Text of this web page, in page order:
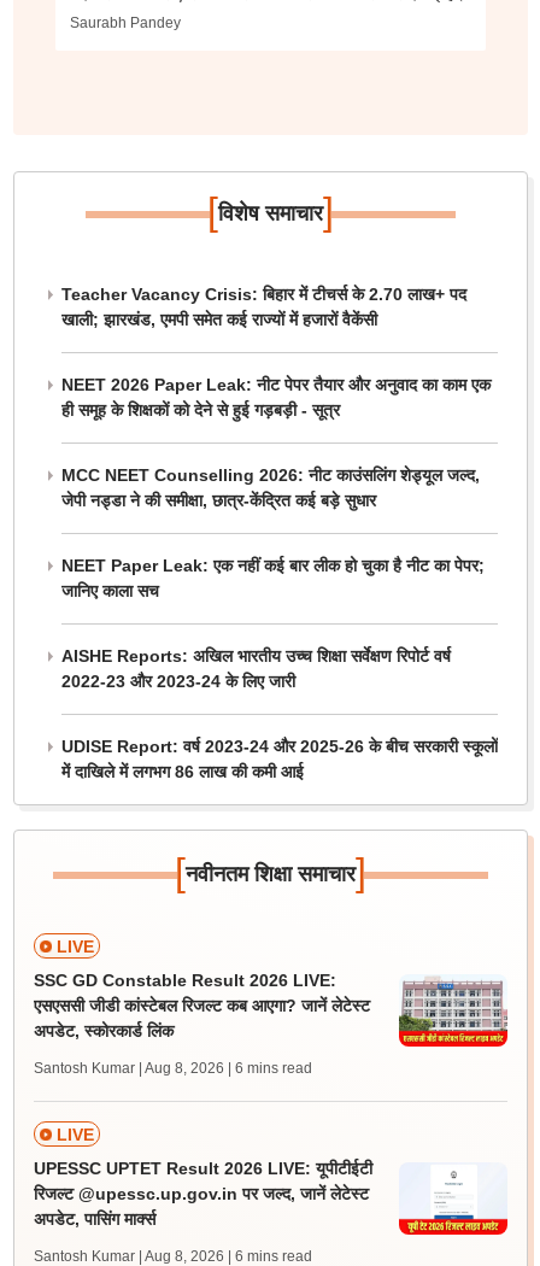
Saurabh Pandey
[विशेष समाचार]
Teacher Vacancy Crisis: बिहार में टीचर्स के 2.70 लाख+ पद
खाली; झारखंड, एमपी समेत कई राज्यों में हजारों वैकेंसी
NEET 2026 Paper Leak: नीट पेपर तैयार और अनुवाद का काम एक
ही समूह के शिक्षकों को देने से हुई गड़बड़ी - सूत्र
MCC NEET Counselling 2026: नीट काउंसलिंग शेड्यूल जल्द,
जेपी नड्डा ने की समीक्षा, छात्र-केंद्रित कई बड़े सुधार
NEET Paper Leak: एक नहीं कई बार लीक हो चुका है नीट का पेपर;
जानिए काला सच
AISHE Reports: अखिल भारतीय उच्च शिक्षा सर्वेक्षण रिपोर्ट वर्ष
2022-23 और 2023-24 के लिए जारी
UDISE Report: वर्ष 2023-24 और 2025-26 के बीच सरकारी स्कूलों
में दाखिले में लगभग 86 लाख की कमी आई
[नवीनतम शिक्षा समाचार]
LIVE
SSC GD Constable Result 2026 LIVE:
एसएससी जीडी कांस्टेबल रिजल्ट कब आएगा? जानें लेटेस्ट
अपडेट, स्कोरकार्ड लिंक
Santosh Kumar | Aug 8, 2026 | 6 mins read
LIVE
UPESSC UPTET Result 2026 LIVE: यूपीटीईटी
रिजल्ट @upessc.up.gov.in पर जल्द, जानें लेटेस्ट
अपडेट, पासिंग मार्क्स
Santosh Kumar | Aug 8, 2026 | 6 mins read